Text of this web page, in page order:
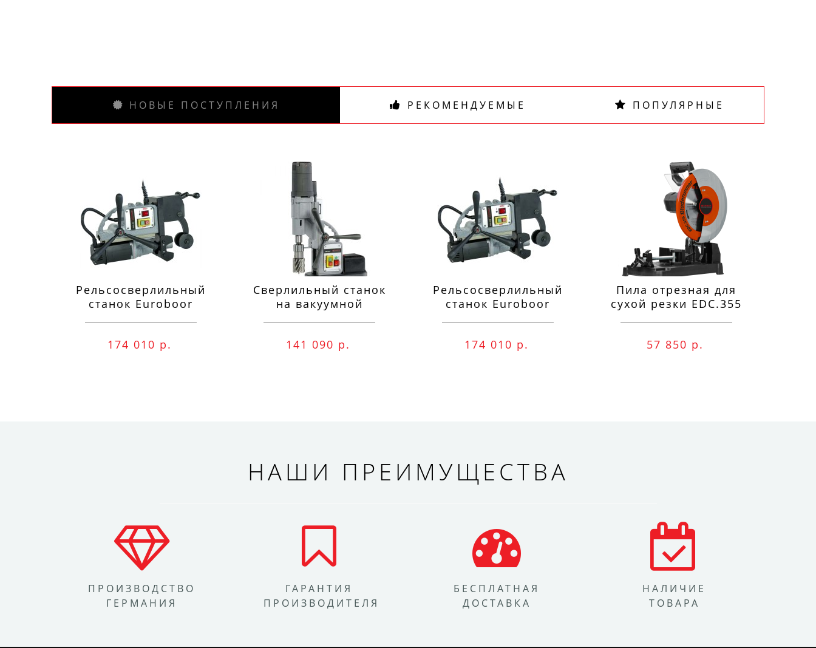
НОВЫЕ ПОСТУПЛЕНИЯ РЕКОМЕНДУЕМЫЕ ПОПУЛЯРНЫЕ
Рельсосверлильный
станок Euroboor
174 010 р.
Сверлильный станок
на вакуумной
141 090 р.
Рельсосверлильный
станок Euroboor
174 010 р.
Пила отрезная для
сухой резки EDC.355
57 850 р.
НАШИ ПРЕИМУЩЕСТВА
ПРОИЗВОДСТВО
ГЕРМАНИЯ
ГАРАНТИЯ
ПРОИЗВОДИТЕЛЯ
БЕСПЛАТНАЯ
ДОСТАВКА
НАЛИЧИЕ
ТОВАРА